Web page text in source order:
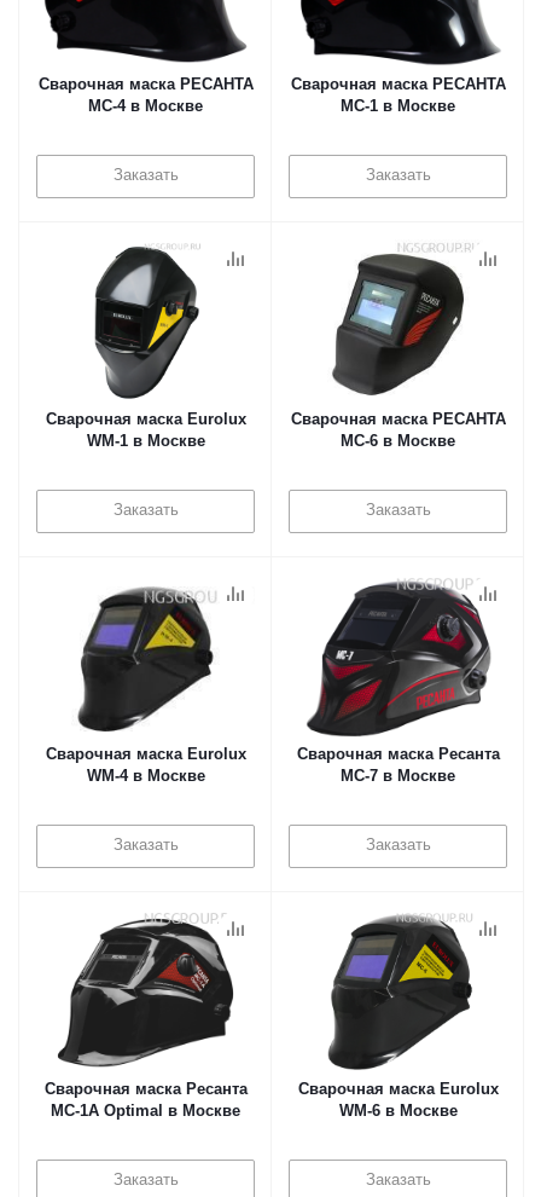
Сварочная маска РЕСАНТА
МС-4 в Москве
Заказать
Сварочная маска РЕСАНТА
МС-1 в Москве
Заказать
Сварочная маска Eurolux
WM-1 в Москве
Заказать
Сварочная маска РЕСАНТА
МС-6 в Москве
Заказать
Сварочная маска Eurolux
WM-4 в Москве
Заказать
Сварочная маска Ресанта
МС-7 в Москве
Заказать
Сварочная маска Ресанта
МС-1А Optimal в Москве
Заказать
Сварочная маска Eurolux
WM-6 в Москве
Заказать